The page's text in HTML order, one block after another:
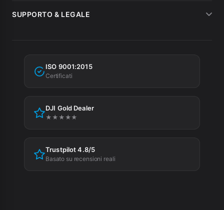
Noleggio
Metodi di pagamento
Agevolazioni fiscali
SUPPORTO & LEGALE
Privacy Policy
Preferenze cookie
ISO 9001:2015
Certificati
DJI Gold Dealer
★★★★★
Trustpilot 4.8/5
Basato su recensioni reali